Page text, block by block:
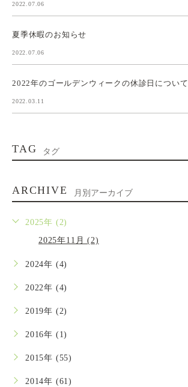
2022.07.06
夏季休暇のお知らせ
2022.07.06
2022年のゴールデンウィークの休診日について
2022.03.11
TAG タグ
ARCHIVE 月別アーカイブ
2025年 (2)
2025年11月 (2)
2024年 (4)
2022年 (4)
2019年 (2)
2016年 (1)
2015年 (55)
2014年 (61)